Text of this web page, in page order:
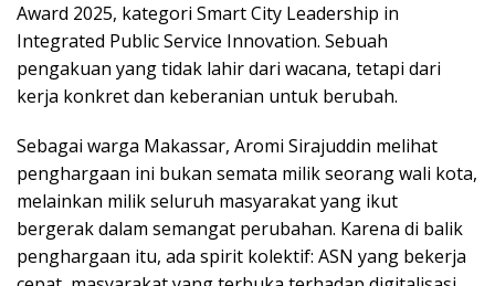
Award 2025, kategori Smart City Leadership in
Integrated Public Service Innovation. Sebuah
pengakuan yang tidak lahir dari wacana, tetapi dari
kerja konkret dan keberanian untuk berubah.
Sebagai warga Makassar, Aromi Sirajuddin melihat
penghargaan ini bukan semata milik seorang wali kota,
melainkan milik seluruh masyarakat yang ikut
bergerak dalam semangat perubahan. Karena di balik
penghargaan itu, ada spirit kolektif: ASN yang bekerja